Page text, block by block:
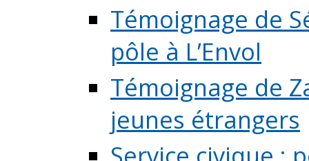
Témoignage de
pôle à L’Envol
Témoignage de
jeunes étrangers